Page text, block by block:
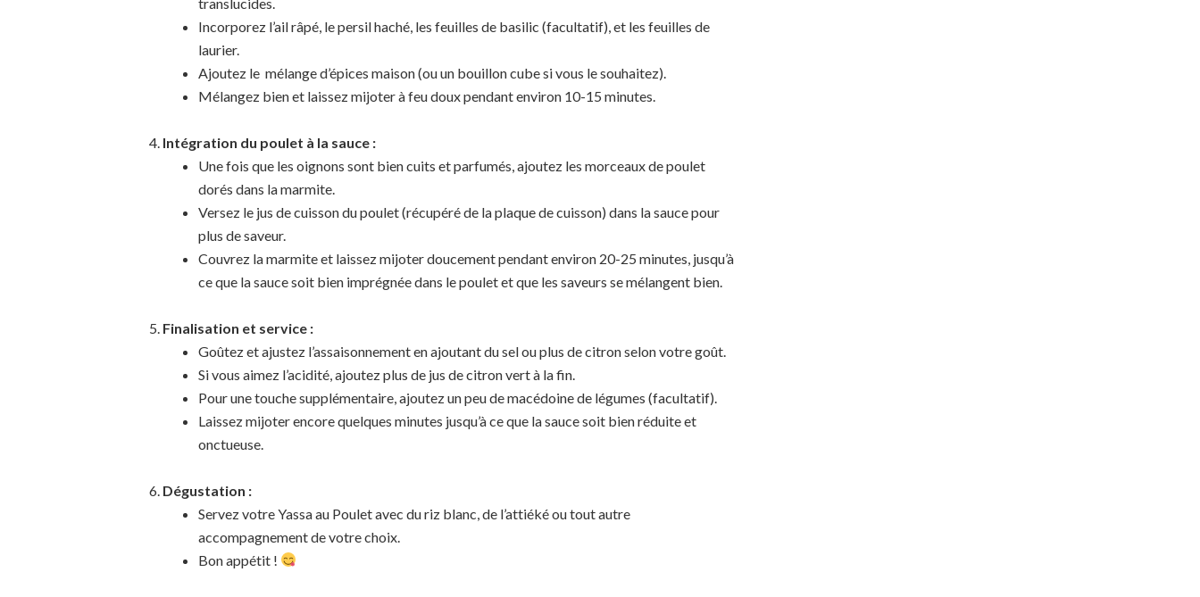
Incorporez l’ail râpé, le persil haché, les feuilles de basilic (facultatif), et les feuilles de
laurier.
Ajoutez le mélange d’épices maison (ou un bouillon cube si vous le souhaitez).
Mélangez bien et laissez mijoter à feu doux pendant environ 10-15 minutes.
Intégration du poulet à la sauce :
Une fois que les oignons sont bien cuits et parfumés, ajoutez les morceaux de poulet
dorés dans la marmite.
Versez le jus de cuisson du poulet (récupéré de la plaque de cuisson) dans la sauce pour
plus de saveur.
Couvrez la marmite et laissez mijoter doucement pendant environ 20-25 minutes, jusqu’à
ce que la sauce soit bien imprégnée dans le poulet et que les saveurs se mélangent bien.
Finalisation et service :
Goûtez et ajustez l’assaisonnement en ajoutant du sel ou plus de citron selon votre goût.
Si vous aimez l’acidité, ajoutez plus de jus de citron vert à la fin.
Pour une touche supplémentaire, ajoutez un peu de macédoine de légumes (facultatif).
Laissez mijoter encore quelques minutes jusqu’à ce que la sauce soit bien réduite et
onctueuse.
Dégustation :
Servez votre Yassa au Poulet avec du riz blanc, de l’attiéké ou tout autre
accompagnement de votre choix.
Bon appétit !